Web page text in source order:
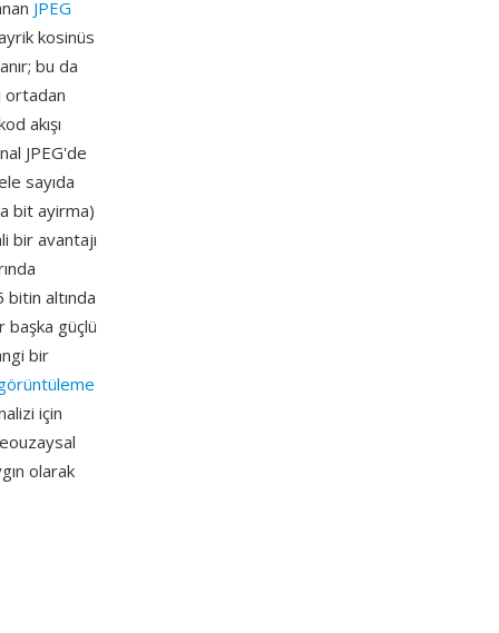
JPEG
kosinüs
bu da
ortadan
akışı
JPEG'de
sayıda
bit ayirma)
bir avantajı
altında
başka güçlü
bir
için
olarak